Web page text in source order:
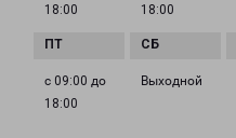
18:00
18:00
с 09:00 до
18:00
Выходной